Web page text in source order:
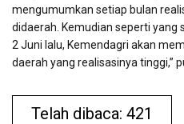
mengumumkan setiap bulan
didaerah. Kemudian seperti yang
2 Juni lalu, Kemendagri akan
daerah yang realisasinya tinggi,”
Telah dibaca: 421